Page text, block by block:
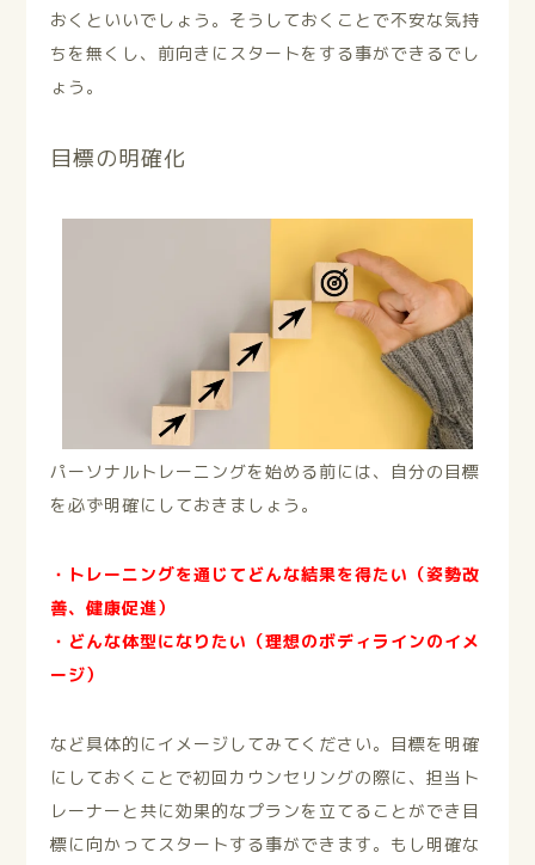
おくといいでしょう。そうしておくことで不安な気持
ちを無くし、前向きにスタートをする事ができるでし
ょう。
目標の明確化
パーソナルトレーニングを始める前には、自分の目標
を必ず明確にしておきましょう。
・トレーニングを通じてどんな結果を得たい（姿勢改
善、健康促進）
・どんな体型になりたい（理想のボディラインのイメ
ージ）
など具体的にイメージしてみてください。目標を明確
にしておくことで初回カウンセリングの際に、担当ト
レーナーと共に効果的なプランを立てることができ目
標に向かってスタートする事ができます。もし明確な